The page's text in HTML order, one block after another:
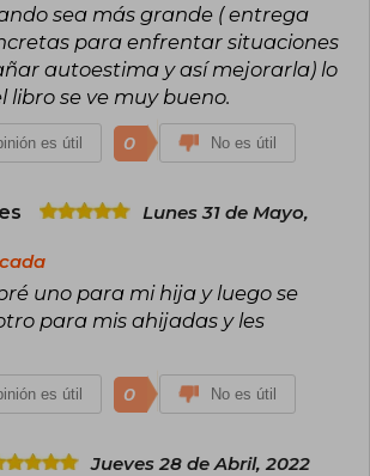
sea más grande ( entrega
para enfrentar situaciones
autoestima y así mejorarla) lo
libro se ve muy bueno.
es útil 0 No es útil
Lunes 31 de Mayo,
uno para mi hija y luego se
para mis ahijadas y les
es útil 0 No es útil
Jueves 28 de Abril, 2022